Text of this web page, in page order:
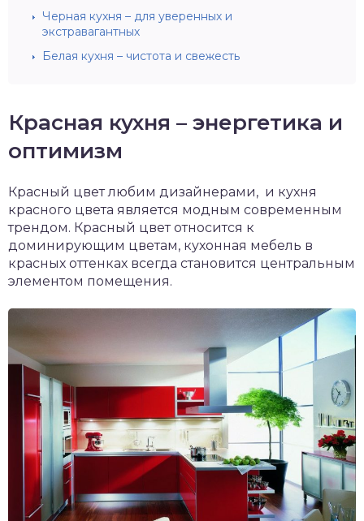
Черная кухня – для уверенных и
экстравагантных
Белая кухня – чистота и свежесть
Красная кухня – энергетика и
оптимизм
Красный цвет любим дизайнерами, и кухня
красного цвета является модным современным
трендом. Красный цвет относится к
доминирующим цветам, кухонная мебель в
красных оттенках всегда становится центральным
элементом помещения.